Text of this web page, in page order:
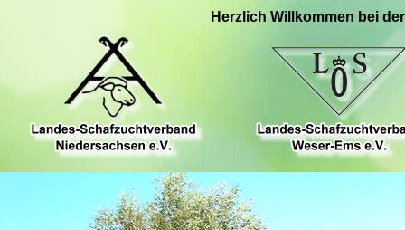
Herzlich Willkommen bei